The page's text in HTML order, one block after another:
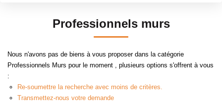
Budget max Plus de critères
Professionnels murs
Nous n'avons pas de biens à vous proposer dans la catégorie
Professionnels Murs pour le moment , plusieurs options s'offrent à vous
:
Re-soumettre la recherche avec moins de critères.
Transmettez-nous votre demande